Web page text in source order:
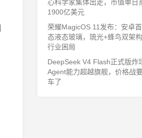
心科学家集体出走，市值单日
1900亿美元
荣耀MagicOS 11发布：安卓
态液态玻璃，琉光+蜂鸟双架
行业困局
DeepSeek V4 Flash正式版炸
Agent能力超越旗舰，价格战
车了